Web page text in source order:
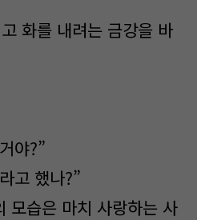
화를 내려는 금강을 바
야?”
고 했나?”
모습은 마치 사랑하는 사